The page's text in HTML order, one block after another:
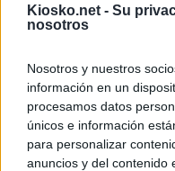
Kiosko.net - Su
nosotros
Nosotros y nuestros
información en un
procesamos datos
únicos e información
para personalizar
anuncios y del contenido